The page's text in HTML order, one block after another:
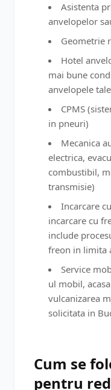
Asistenta
anvelopelor
Geometrie
Hotel
mai bune
anvelopele
CPMS
in pneuri)
Mecanica
electrica,
combustibil,
transmisie)
Incarcare
incarcare cu
include
freon in limita
Service
ul mobil,
vulcanizarea
solicitata in
Cum se
pentru